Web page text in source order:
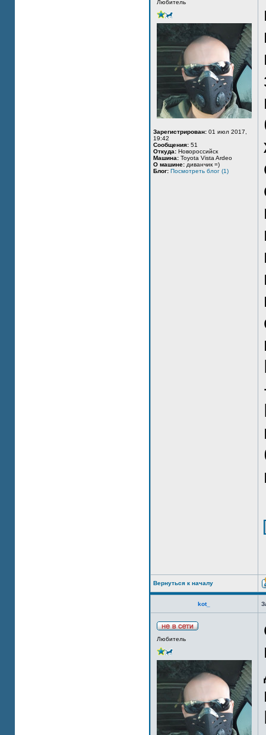
Любитель
Зарегистрирован: 01 июл 2017,
19:42
Сообщения: 51
Откуда: Новороссийск
Машина: Toyota Vista Ardeo
О машине: диванчик =)
Блог: Посмотреть блог (1)
Вернуться к началу
kot_
Любитель